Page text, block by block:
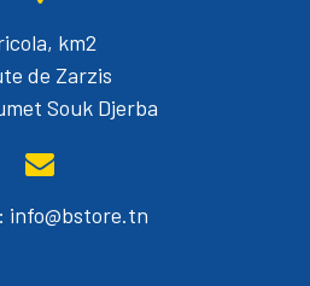
km2
de Zarzis
Souk Djerba
info@bstore.tn